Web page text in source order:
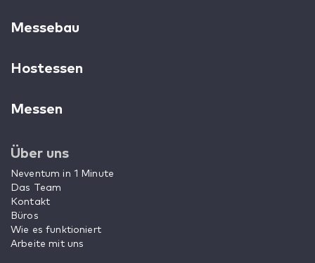
Messebau
Hostessen
Messen
Über uns
Neventum in 1 Minute
Das Team
Kontakt
Büros
Wie es funktioniert
Arbeite mit uns